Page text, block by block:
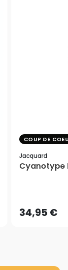
COUP DE
Jacquard
Cyanotype
34,95 €